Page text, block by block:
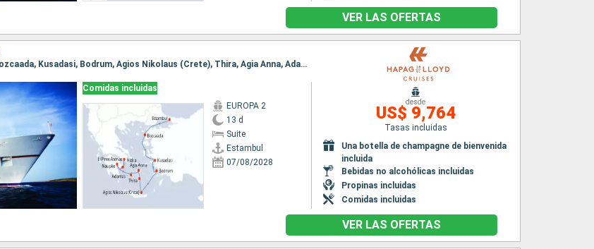
VER LAS OFERTAS
Itinerario : Estambul, Bozcaada, Kusadasi, Bodrum, Agios Nikolaus (Crete), Thira, Agia Anna, Adamas, Nauplie, Hidra, El Pireo Atenas
Comidas incluidas
EUROPA 2
13 d
Suite
Estambul
07/08/2028
desde
US$ 9,764
Tasas incluidas
Una botella de champagne de bienvenida
incluida
Bebidas no alcohólicas incluidas
Propinas incluidas
Comidas incluidas
VER LAS OFERTAS